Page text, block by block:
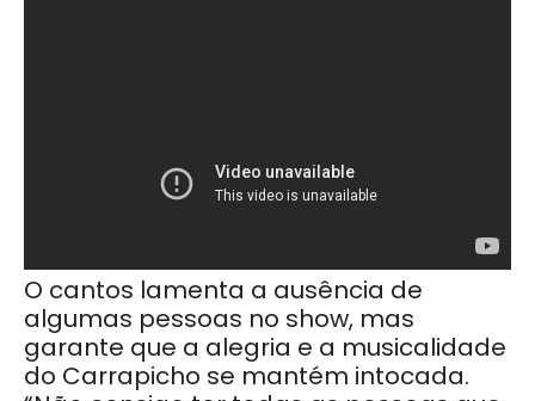
O cantos lamenta a ausência de
algumas pessoas no show, mas
garante que a alegria e a musicalidade
do Carrapicho se mantém intocada.